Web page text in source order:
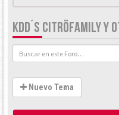
KDD´S CITRÖFAMILY Y
Nuevo Tema